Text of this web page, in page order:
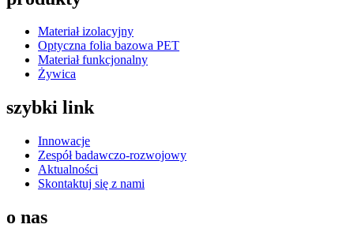
Materiał izolacyjny
Optyczna folia bazowa PET
Materiał funkcjonalny
Żywica
szybki link
Innowacje
Zespół badawczo-rozwojowy
Aktualności
Skontaktuj się z nami
o nas